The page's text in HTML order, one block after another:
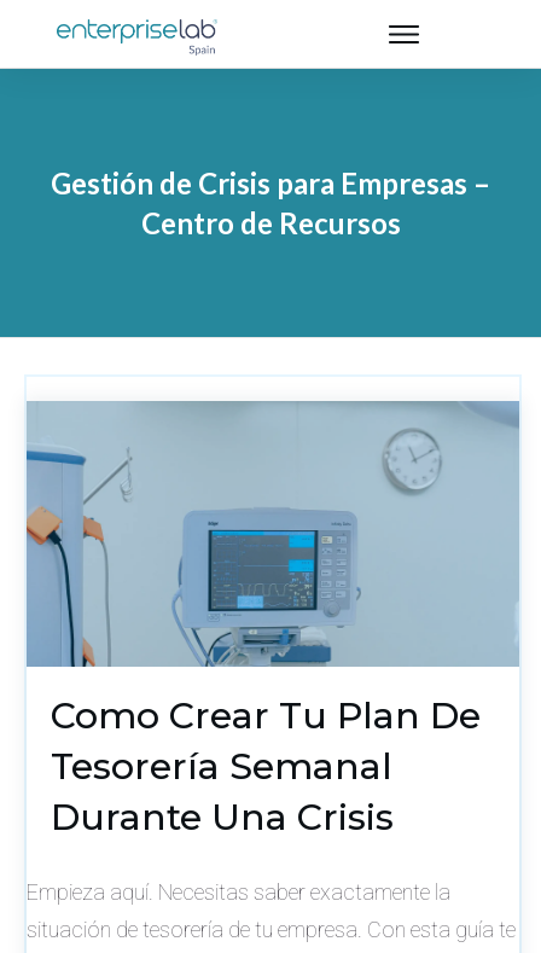
Gestión de Crisis para Empresas –
Centro de Recursos
Como Crear Tu Plan De
Tesorería Semanal
Durante Una Crisis
Empieza aquí. Necesitas saber exactamente la
situación de tesorería de tu empresa. Con esta guía te